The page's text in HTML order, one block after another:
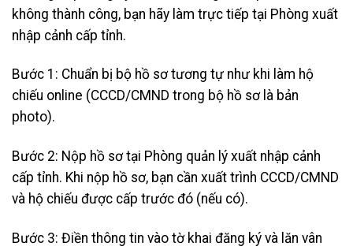
không thành công, bạn hãy làm trực tiếp tại Phòng xuất
nhập cảnh cấp tỉnh.
Bước 1: Chuẩn bị bộ hồ sơ tương tự như khi làm hộ
chiếu online (CCCD/CMND trong bộ hồ sơ là bản
photo).
Bước 2: Nộp hồ sơ tại Phòng quản lý xuất nhập cảnh
cấp tỉnh. Khi nộp hồ sơ, bạn cần xuất trình CCCD/CMND
và hộ chiếu được cấp trước đó (nếu có).
Bước 3: Điền thông tin vào tờ khai đăng ký và lăn vân